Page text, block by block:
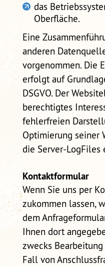
das
Oberfläche.
Eine
anderen
vorgenommen. Die
erfolgt auf
DSGVO. Der
berechtigtes
fehlerfreien
Optimierung seiner
die Server-LogFiles
Kontaktformular
Wenn Sie uns per
zukommen lassen,
dem
Ihnen dort
zwecks
Fall von